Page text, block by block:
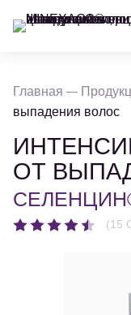
Главная
выпадения волос
ОТ
(15